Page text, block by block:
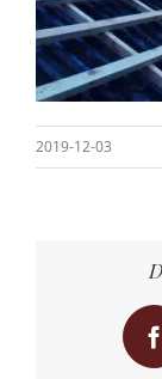
2019-12-03